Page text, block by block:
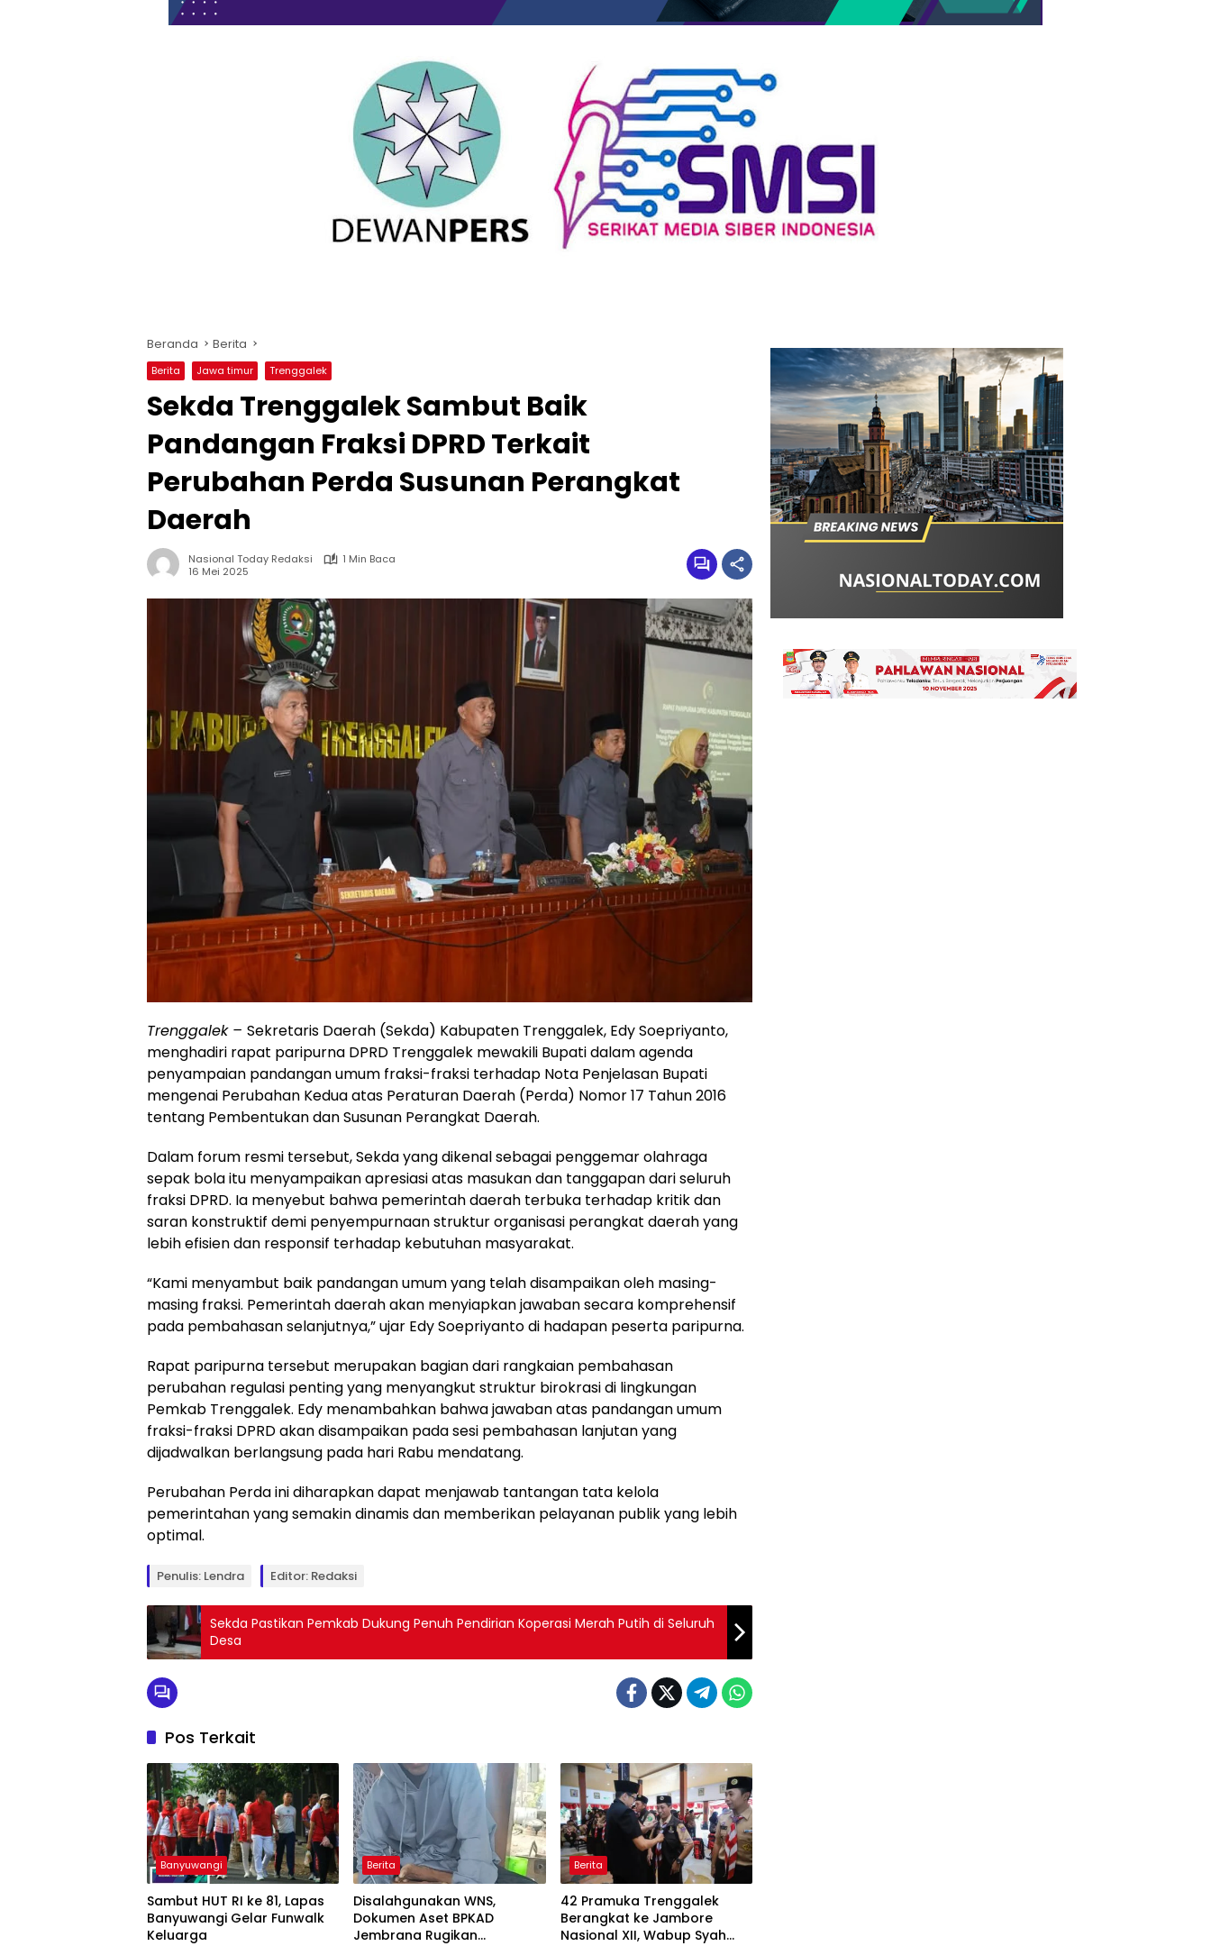
Beranda Berita
Berita Jawa timur Trenggalek
Sekda Trenggalek Sambut Baik
Pandangan Fraksi DPRD Terkait
Perubahan Perda Susunan Perangkat
Daerah
Nasional Today Redaksi
1 Min Baca
16 Mei 2025
Trenggalek – Sekretaris Daerah (Sekda) Kabupaten Trenggalek, Edy Soepriyanto,
menghadiri rapat paripurna DPRD Trenggalek mewakili Bupati dalam agenda
penyampaian pandangan umum fraksi-fraksi terhadap Nota Penjelasan Bupati
mengenai Perubahan Kedua atas Peraturan Daerah (Perda) Nomor 17 Tahun 2016
tentang Pembentukan dan Susunan Perangkat Daerah.
Dalam forum resmi tersebut, Sekda yang dikenal sebagai penggemar olahraga
sepak bola itu menyampaikan apresiasi atas masukan dan tanggapan dari seluruh
fraksi DPRD. Ia menyebut bahwa pemerintah daerah terbuka terhadap kritik dan
saran konstruktif demi penyempurnaan struktur organisasi perangkat daerah yang
lebih efisien dan responsif terhadap kebutuhan masyarakat.
“Kami menyambut baik pandangan umum yang telah disampaikan oleh masing-
masing fraksi. Pemerintah daerah akan menyiapkan jawaban secara komprehensif
pada pembahasan selanjutnya,” ujar Edy Soepriyanto di hadapan peserta paripurna.
Rapat paripurna tersebut merupakan bagian dari rangkaian pembahasan
perubahan regulasi penting yang menyangkut struktur birokrasi di lingkungan
Pemkab Trenggalek. Edy menambahkan bahwa jawaban atas pandangan umum
fraksi-fraksi DPRD akan disampaikan pada sesi pembahasan lanjutan yang
dijadwalkan berlangsung pada hari Rabu mendatang.
Perubahan Perda ini diharapkan dapat menjawab tantangan tata kelola
pemerintahan yang semakin dinamis dan memberikan pelayanan publik yang lebih
optimal.
Penulis: Lendra Editor: Redaksi
Sekda Pastikan Pemkab Dukung Penuh Pendirian Koperasi Merah Putih di Seluruh
Desa
Pos Terkait
Banyuwangi
Sambut HUT RI ke 81, Lapas
Banyuwangi Gelar Funwalk
Keluarga
Berita
Disalahgunakan WNS,
Dokumen Aset BPKAD
Jembrana Rugikan
Berita
42 Pramuka Trenggalek
Berangkat ke Jambore
Nasional XII, Wabup Syah